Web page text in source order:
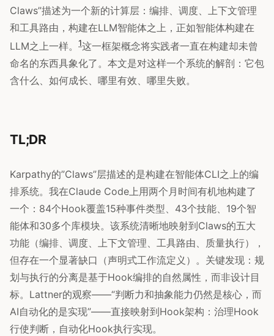
Claws”描述为一个新的计算层：编排、调度、上下文管理
和工具路由，构建在LLM智能体之上，正如智能体构建在
LLM之上一样。
1这一框架概念将实践者一直在构建却未曾
命名的东西具象化了。本文是对这样一个系统的解剖：它包
含什么、如何成长、哪里有效、哪里失败。
TL;DR
Karpathy的”Claws”层描述的是构建在智能体CLI之上的编
排系统。我在Claude Code上用两个月时间有机地构建了
一个：84个Hook覆盖15种事件类型、43个技能、19个智
能体和30多个库模块。该系统清晰地映射到Claws的五大
功能（编排、调度、上下文管理、工具路由、质量执行），
但存在一个显著缺口（声明式工作流定义）。关键发现：规
划与执行的分离是基于Hook编排的自然属性，而非设计目
标。Lattner的观察——“判断力和抽象能力仍然是核心，而
AI自动化的是实现”——直接映射到Hook架构：治理Hook
行使判断，自动化Hook执行实现。